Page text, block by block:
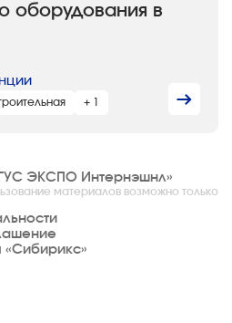
оборудования в
+ 1
ЭКСПО Интернэшнл»
материалов возможно только
«Сибирикс»